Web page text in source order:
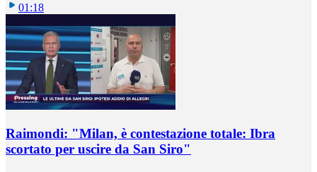
01:18
Raimondi: "Milan, è contestazione totale: Ibra
scortato per uscire da San Siro"